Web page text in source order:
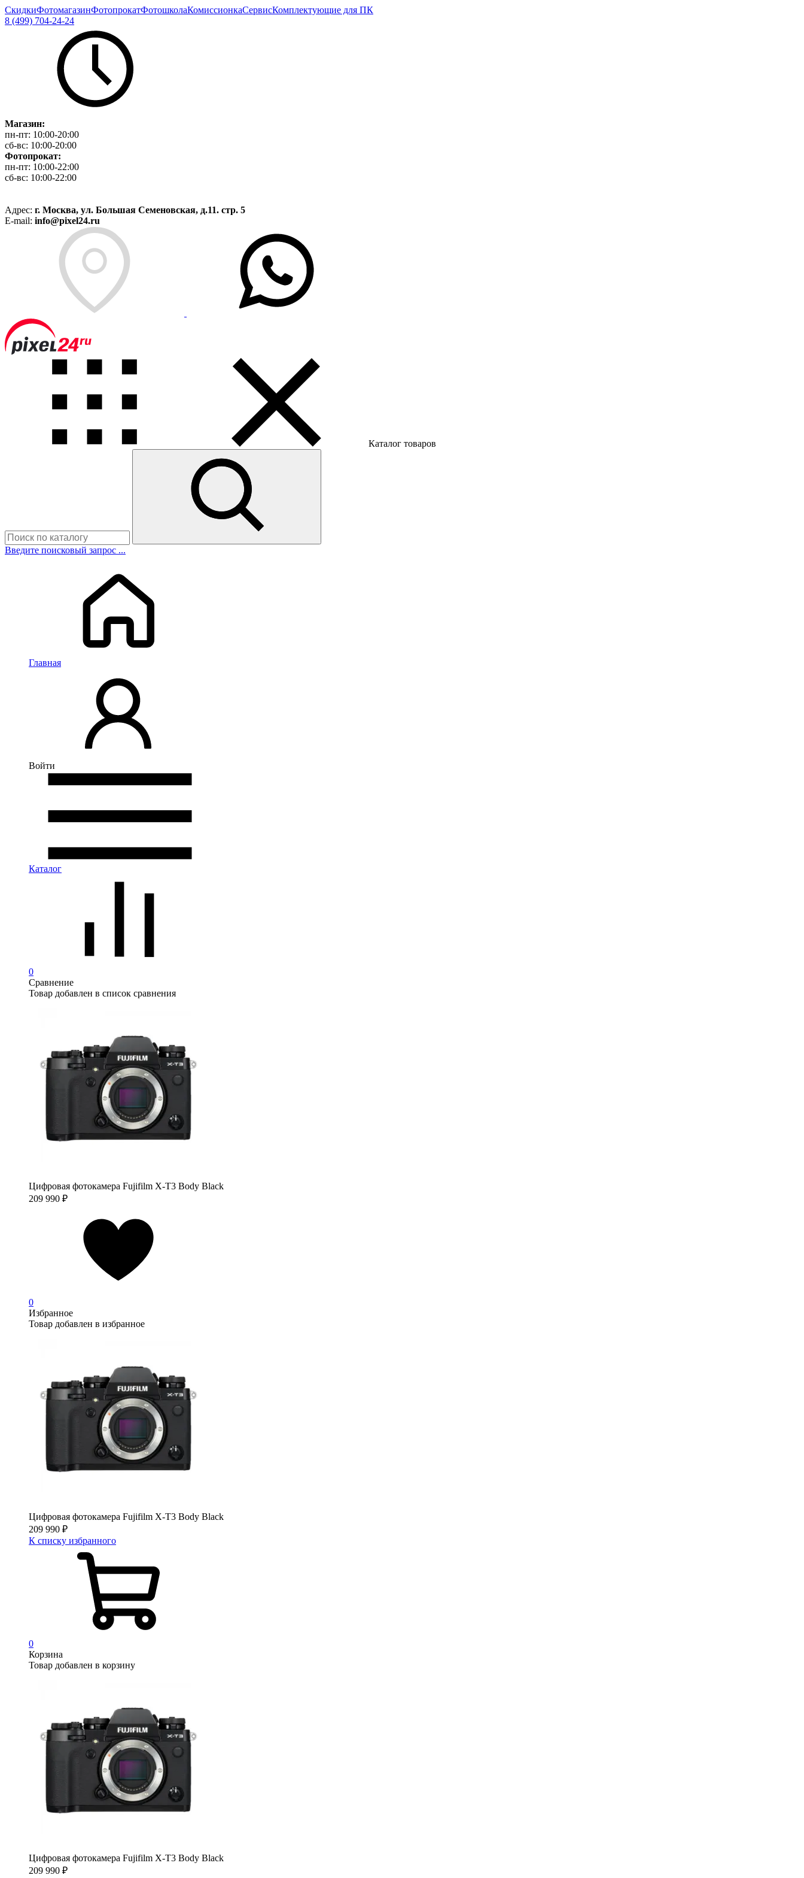
СкидкиФотомагазинФотопрокатФотошколаКомиссионкаСервисКомплектующие для ПК
8 (499) 704-24-24
Магазин:
пн-пт: 10:00-20:00
сб-вс: 10:00-20:00
Фотопрокат:
пн-пт: 10:00-22:00
сб-вс: 10:00-22:00
Адрес: г. Москва, ул. Большая Семеновская, д.11. стр. 5
E-mail: info@pixel24.ru
Каталог товаров
Введите поисковый запрос ...
Главная
Войти
Каталог
0
Сравнение
Товар добавлен в список сравнения
Цифровая фотокамера Fujifilm X-T3 Body Black
209 990 ₽
0
Избранное
Товар добавлен в избранное
Цифровая фотокамера Fujifilm X-T3 Body Black
209 990 ₽
К списку избранного
0
Корзина
Товар добавлен в корзину
Цифровая фотокамера Fujifilm X-T3 Body Black
209 990 ₽